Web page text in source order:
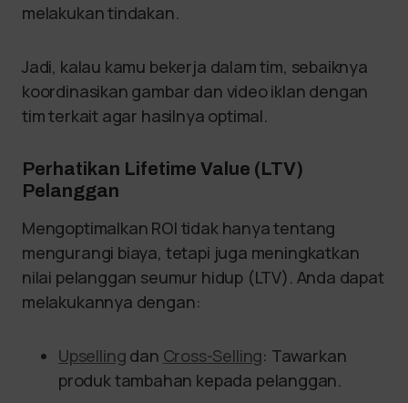
melakukan tindakan.
Jadi, kalau kamu bekerja dalam tim, sebaiknya
koordinasikan gambar dan video iklan dengan
tim terkait agar hasilnya optimal.
Perhatikan Lifetime Value (LTV)
Pelanggan
Mengoptimalkan ROI tidak hanya tentang
mengurangi biaya, tetapi juga meningkatkan
nilai pelanggan seumur hidup (LTV). Anda dapat
melakukannya dengan:
Upselling dan Cross-Selling: Tawarkan
produk tambahan kepada pelanggan.